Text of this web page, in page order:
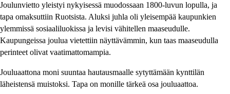
Joulunvietto yleistyi nykyisessä muodossaan 1800-luvun lopulla, ja
tapa omaksuttiin Ruotsista. Aluksi juhla oli yleisempää kaupunkien
ylemmissä sosiaaliluokissa ja levisi vähitellen maaseudulle.
Kaupungeissa joulua vietettiin näyttävämmin, kun taas maaseudulla
perinteet olivat vaatimattomampia.
Jouluaattona moni suuntaa hautausmaalle sytyttämään kynttilän
läheistensä muistoksi. Tapa on monille tärkeä osa jouluaattoa.